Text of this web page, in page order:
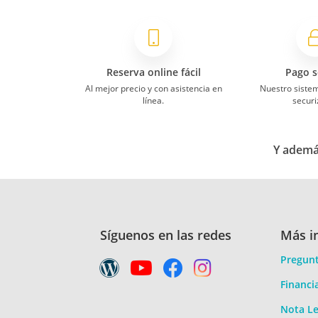
Reserva online fácil
Al mejor precio y con asistencia en
línea.
Pago
Nuestro
Y
Síguenos en las redes Más
Nota